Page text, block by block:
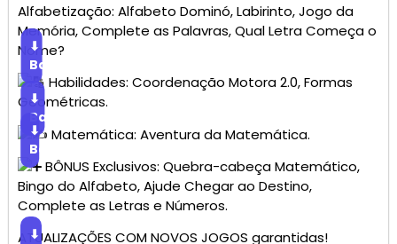
Alfabetização: Alfabeto Dominó, Labirinto, Jogo da
Memória, Complete as Palavras, Qual Letra Começa o
Nome?
⬇
Baixar
Habilidades: Coordenação Motora 2.0, Formas
Geométricas.
⬇
Baixar
Matemática: Aventura da Matemática.
⬇
Baixar
BÔNUS Exclusivos: Quebra-cabeça Matemático,
Bingo do Alfabeto, Ajude Chegar ao Destino,
Complete as Letras e Números.
ATUALIZAÇÕES COM NOVOS JOGOS garantidas!
⬇